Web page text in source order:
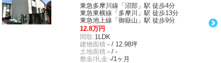
東急多摩川線「沼部」駅 徒歩4分
東急東横線「多摩川」駅 徒歩13分
東急池上線「御嶽山」駅 徒歩9分
12.8万円
間取:1LDK
建物面積:- / 12.98坪
土地面積:- / -
敷金/礼金:-/1ヶ月